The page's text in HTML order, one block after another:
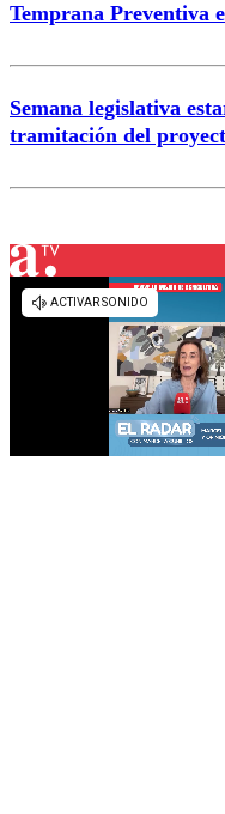
Temprana Preventiva
Semana legislativa
tramitación del